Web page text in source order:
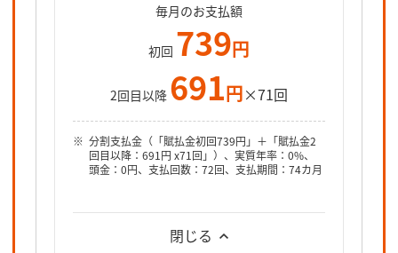
毎月のお支払額
初回 739円
2回目以降 691円×71回
分割支払金（「賦払金初回739円」＋「賦払金2
回目以降：691円 x71回」）、実質年率：0%、
頭金：0円、支払回数：72回、支払期間：74カ月
閉じる